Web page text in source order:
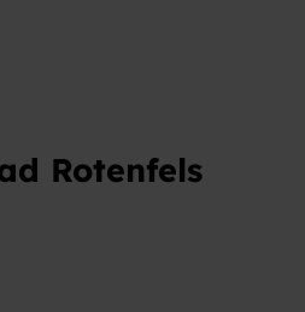
Rotenfels